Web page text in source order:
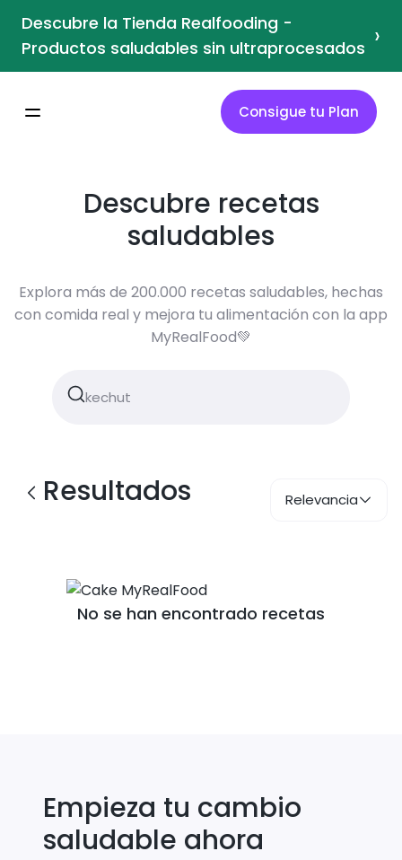
Descubre la Tienda Realfooding -
Productos saludables sin ultraprocesados ›
Consigue tu Plan
Descubre recetas
saludables
Explora más de 200.000 recetas saludables, hechas
con comida real y mejora tu alimentación con la app
MyRealFood💚
Resultados Relevancia
No se han encontrado recetas
Empieza tu cambio
saludable ahora